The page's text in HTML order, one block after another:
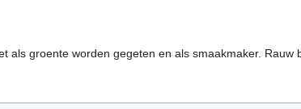
als groente worden gegeten en als smaakmaker. Rauw